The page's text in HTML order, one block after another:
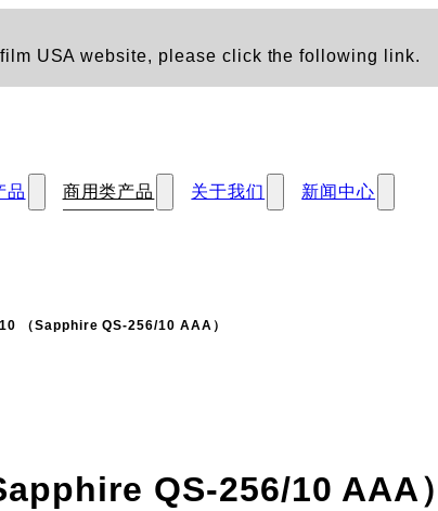
USA website, please click the following link.
品 商用类产品 关于我们 新闻中心
（Sapphire QS-256/10 AAA）
QS-256/10 AAA）